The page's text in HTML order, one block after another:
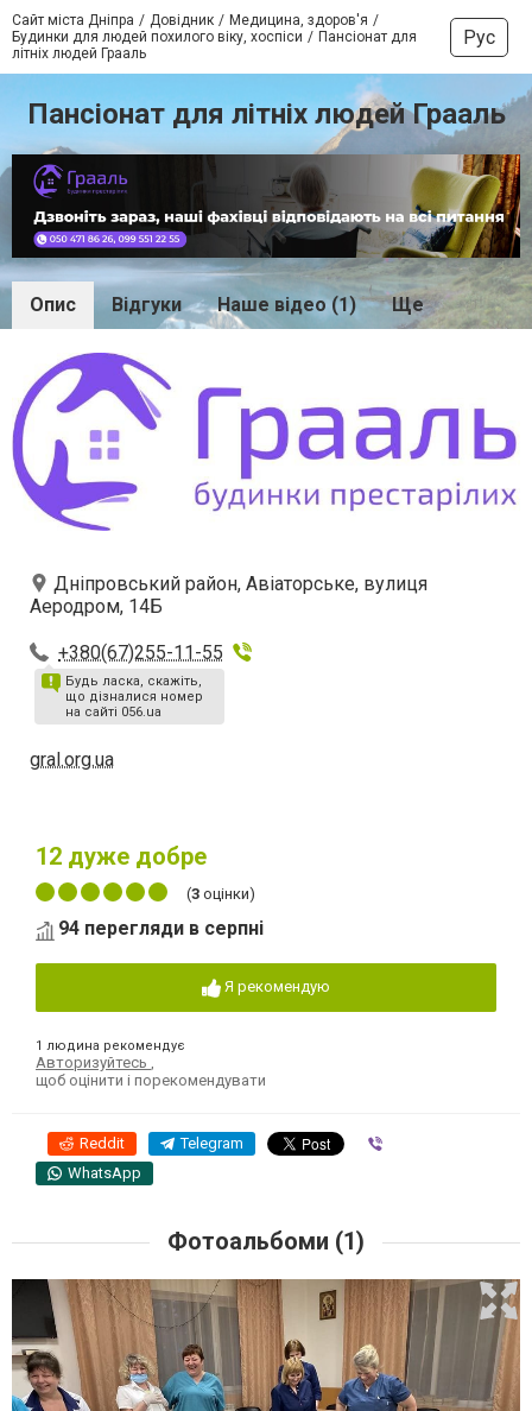
Сайт міста Дніпра Довідник
Медицина, здоров'я
Будинки для людей похилого віку, хоспіси
Пансіонат для
літніх людей Грааль
Рус
Пансіонат для літніх людей Грааль
Опис Відгуки Наше відео (1) Ще
Дніпровський район, Авіаторське, вулиця
Аеродром, 14Б
+380(67)255-11-55
Будь ласка, скажіть,
що дізналися номер
на сайті 056.ua
gral.org.ua
12 дуже добре
(3 оцінки)
94 перегляди в серпні
Я рекомендую
1 людина рекомендує
Авторизуйтесь
щоб оцінити і порекомендувати
Reddit Telegram
WhatsApp
Фотоальбоми (1)